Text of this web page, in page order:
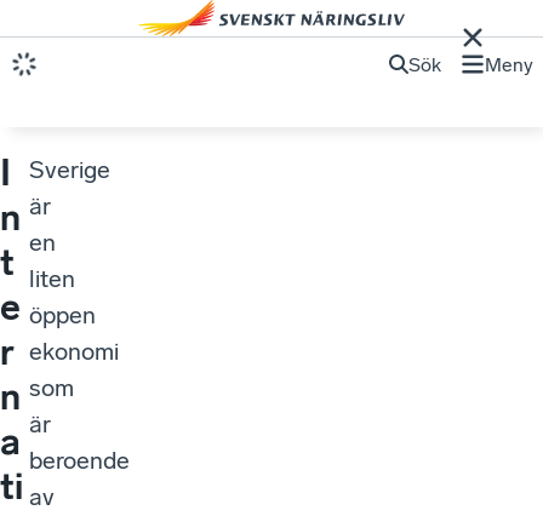
Sök Meny
I
n
t
e
r
n
a
ti
Sverige
är
en
liten
öppen
ekonomi
som
är
beroende
av